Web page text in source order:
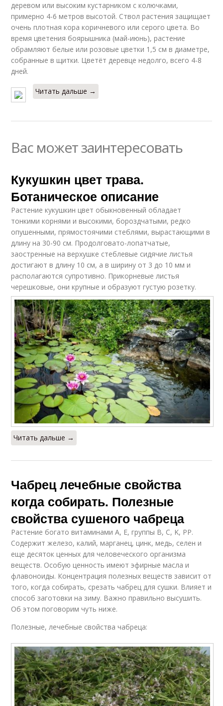
деревом или высоким кустарником с колючками,
примерно 4-6 метров высотой. Ствол растения защищает
очень плотная кора коричневого или серого цвета. Во
время цветения боярышника (май-июнь), растение
обрамляют белые или розовые цветки 1,5 см в диаметре,
собранные в щитки. Цветёт деревце недолго, всего 4-8
дней.
Читать дальше →
Вас может заинтересовать
Кукушкин цвет трава.
Ботаническое описание
Растение кукушкин цвет обыкновенный обладает
тонкими корнями и высокими, бороздчатыми, редко
опушенными, прямостоячими стеблями, вырастающими в
длину на 30-90 см. Продолговато-лопатчатые,
заостренные на верхушке стеблевые сидячие листья
достигают в длину 10 см, а в ширину от 3 до 10 мм и
располагаются супротивно. Прикорневые листья
черешковые, они крупные и образуют густую розетку.
Читать дальше →
Чабрец лечебные свойства
когда собирать. Полезные
свойства сушеного чабреца
Растение богато витаминами A, E, группы B, C, K, PP.
Содержит железо, калий, марганец, цинк, медь, селен и
еще десяток ценных для человеческого организма
веществ. Особую ценность имеют эфирные масла и
флавоноиды. Концентрация полезных веществ зависит от
того, когда собирать, срезать чабрец для сушки. Влияет и
способ заготовки на зиму. Важно правильно высушить.
Об этом поговорим чуть ниже.
Полезные, лечебные свойства чабреца: